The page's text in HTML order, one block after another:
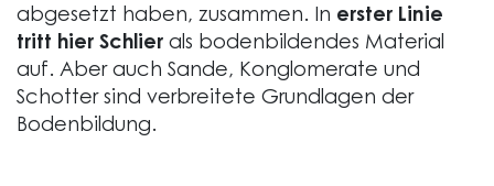
abgesetzt haben, zusammen. In erster Linie
tritt hier Schlier als bodenbildendes Material
auf. Aber auch Sande, Konglomerate und
Schotter sind verbreitete Grundlagen der
Bodenbildung.